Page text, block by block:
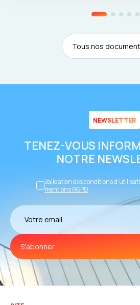
Tous nos
NEWSLETTER
TENEZ-VOUS
NOTRE
Validation des conditions
mentions RGPD
S'abonner